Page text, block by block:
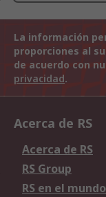
La información
proporciones al
de acuerdo con
privacidad.
Acerca de RS
Acerca de RS
RS Group
RS en el mundo